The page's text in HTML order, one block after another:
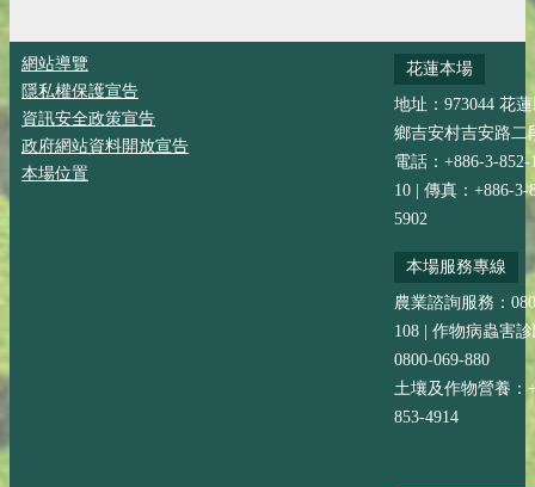
網站導覽
隱私權保護宣告
資訊安全政策宣告
政府網站資料開放宣告
本場位置
花蓮本場
地址：973044 花
鄉吉安村吉安路二
電話：+886-3-852-
10 | 傳真：+886-3-
5902
本場服務專線
農業諮詢服務：
108 | 作物病蟲害
0800-069-880
土壤及作物營養：
853-4914